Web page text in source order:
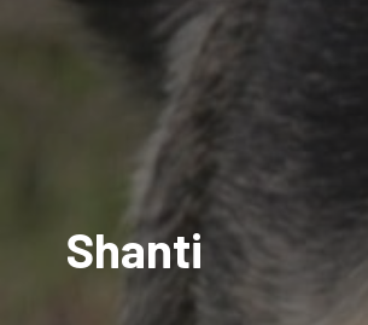
Shanti